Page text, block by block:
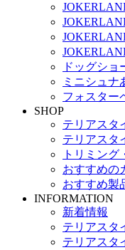
ドッグショ
ミニシュナ
フォスター
SHOP
テリアスタ
テリアスタ
トリミング
おすすめの
おすすめ製
INFORMATION
新着情報
テリアスタ
テリアスタ